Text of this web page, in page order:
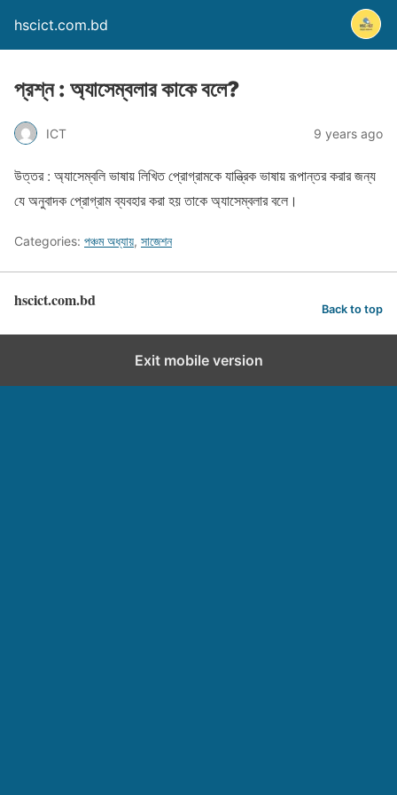
hscict.com.bd
প্রশ্ন : অ্যাসেম্বলার কাকে বলে?
ICT 9 years ago
উত্তর : অ্যাসেম্বলি ভাষায় লিখিত প্রোগ্রামকে যান্ত্রিক ভাষায় রূপান্তর করার জন্য
যে অনুবাদক প্রোগ্রাম ব্যবহার করা হয় তাকে অ্যাসেম্বলার বলে।
Categories: পঞ্চম অধ্যায়, সাজেশন
hscict.com.bd Back to top
Exit mobile version